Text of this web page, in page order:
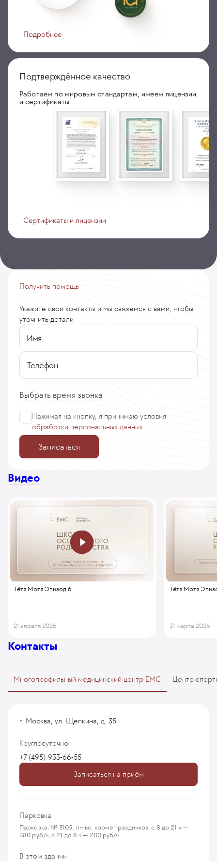
Подробнее
Подтверждённое качество
Работаем по мировым стандартам, имеем лицензии
и сертификаты
Сертификаты и лицензии
Получить помощь
Укажите свои контакты и мы свяжемся с вами, чтобы
уточнить детали
Имя
Телефон
Выбрать время звонка
Нажимая на кнопку, я принимаю условия
обработки персональных данных
Записаться
Видео
Тётя Мотя Эпизод 6
21 апреля 2026
Тётя Мотя
31 марта 2026
Контакты
Многопрофильный медицинский центр EMC Центр
г. Москва, ул. Щепкина, д. 35
Круглосуточно
+7 (495) 933-66-55
Записаться на приём
Парковка
Парковка: № 3105, пн-вс, кроме праздников, с 8 до 21 ч —
380 руб/ч, с 21 до 8 ч — 200 руб/ч
В этом здании